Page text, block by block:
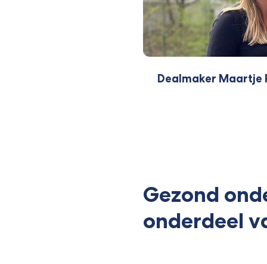
Dealmaker Maartje
Gezond
onderdeel